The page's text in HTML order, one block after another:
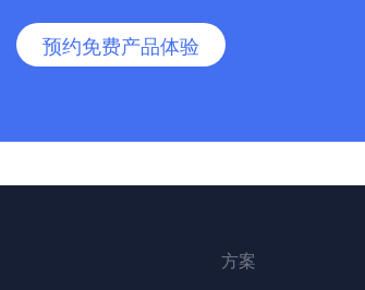
预约免费产品体验
方案